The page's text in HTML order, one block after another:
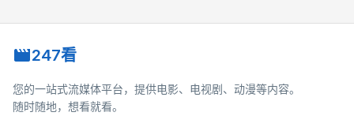
247看
您的一站式流媒体平台，提供电影、电视剧、动漫等内容。
随时随地，想看就看。